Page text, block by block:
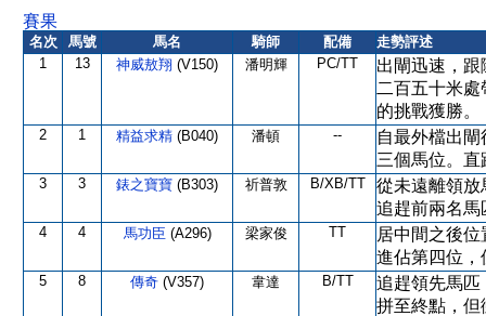
賽果
名次 馬號 馬名 騎師 配備
走勢評述
1
13 神威敖翔 (V150) 潘明輝 PC/TT
出閘迅速，
二百五十米
的挑戰獲勝。
2 1 精益求精 (B040) 潘頓 --
自最外檔出
三個馬位。
3 3 錶之寶寶 (B303) 祈普敦 B/XB/TT
從未遠離領放
追趕前兩名馬
4 4 馬功臣 (A296) 梁家俊 TT
居中間之後
進佔第四位，
5 8 傳奇 (V357) 韋達 B/TT
追趕領先馬匹
拼至終點，但